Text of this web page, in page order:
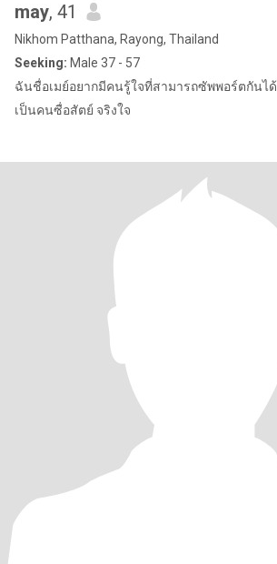
may, 41
Nikhom Patthana, Rayong, Thailand
Seeking: Male 37 - 57
ฉันชื่อเมย์อยากมีคนรู้ใจที่สามารถซัพพอร์ตกันได้
เป็นคนซื่อสัตย์ จริงใจ